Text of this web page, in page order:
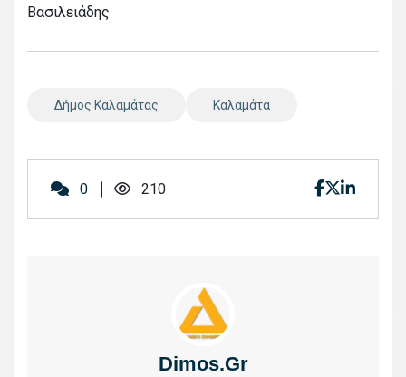
Βασιλειάδης
Δήμος Καλαμάτας Καλαμάτα
0 210
Dimos.gr